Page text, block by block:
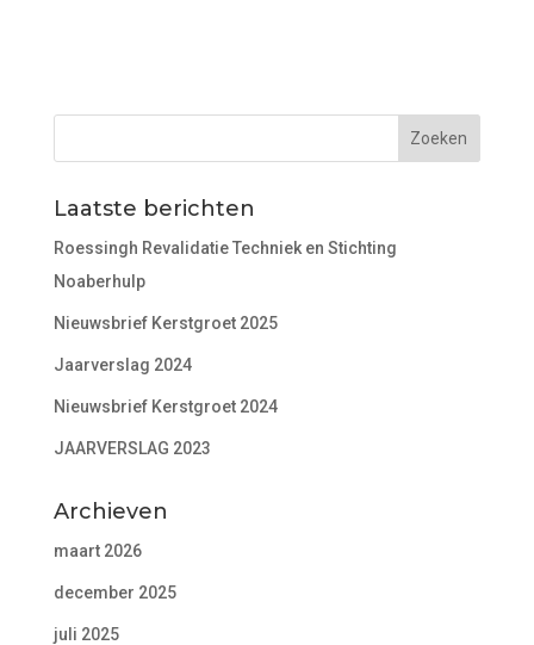
Laatste berichten
Roessingh Revalidatie Techniek en Stichting
Noaberhulp
Nieuwsbrief Kerstgroet 2025
Jaarverslag 2024
Nieuwsbrief Kerstgroet 2024
JAARVERSLAG 2023
Archieven
maart 2026
december 2025
juli 2025